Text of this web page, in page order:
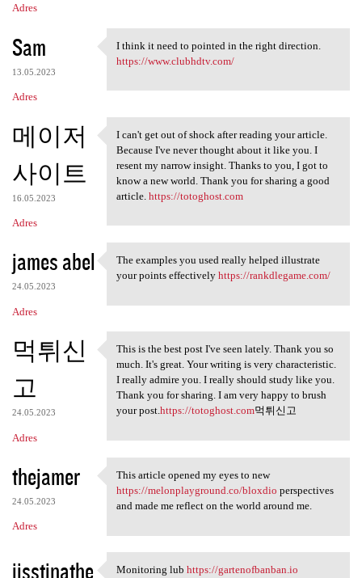
Adres
Sam
13.05.2023
Adres
I think it need to pointed in
I think it need to pointed in the right direction.
https://www.clubhdtv.com/
메이저
사이트
16.05.2023
Adres
I can't get out of shock
I can't get out of shock after reading your article.
Because I've never thought about it like you. I
resent my narrow insight. Thanks to you, I got to
know a new world. Thank you for sharing a good
article. https://totoghost.com
james abel
24.05.2023
Adres
The examples you used really
The examples you used really helped illustrate
your points effectively https://rankdlegame.com/
먹튀신
고
24.05.2023
Adres
This is the best post I've
This is the best post I've seen lately. Thank you so
much. It's great. Your writing is very characteristic.
I really admire you. I really should study like you.
Thank you for sharing. I am very happy to brush
your post.https://totoghost.com먹튀신고
thejamer
24.05.2023
Adres
This article opened my eyes
This article opened my eyes to new
https://melonplayground.co/bloxdio perspectives
and made me reflect on the world around me.
jisstinathe Monitoring lub https://gartenofbanban.io